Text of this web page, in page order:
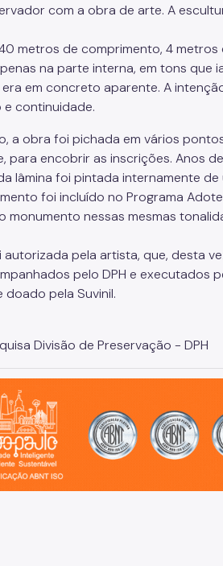
com a obra de arte. A
metros de comprimento, 4
na parte interna, em tons que
em concreto aparente. A
continuidade.
a obra foi pichada em vários
para encobrir as inscrições. Anos
lâmina foi pintada internamente
foi incluído no Programa
nessas mesmas
pela artista, que, desta
pelo DPH e executados
doado pela Suvinil.
Divisão de Preservação - DPH
sustentável